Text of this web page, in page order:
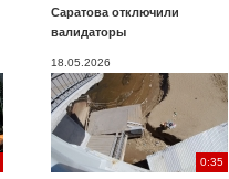
Саратова отключили
валидаторы
18.05.2026
0:35